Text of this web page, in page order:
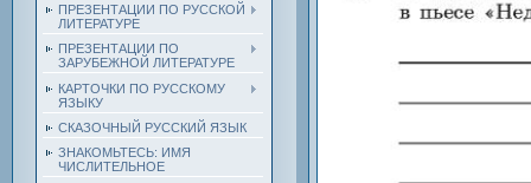
ПРЕЗЕНТАЦИИ ПО РУССКОЙ
ЛИТЕРАТУРЕ
ПРЕЗЕНТАЦИИ ПО
ЗАРУБЕЖНОЙ ЛИТЕРАТУРЕ
КАРТОЧКИ ПО РУССКОМУ
ЯЗЫКУ
СКАЗОЧНЫЙ РУССКИЙ ЯЗЫК
ЗНАКОМЬТЕСЬ: ИМЯ
ЧИСЛИТЕЛЬНОЕ